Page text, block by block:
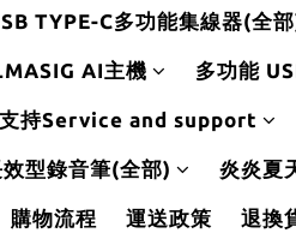
TYPE-C多功能集線器(全
AI主機 多功能
支持Service and support
型錄音筆(全部) 炎炎夏
購物流程 運送政策 退換